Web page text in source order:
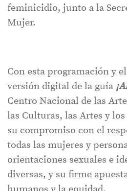
feminicidio, junto a la
Mujer.
Con esta programación y
versión digital de la guía
Centro Nacional de las
las Culturas, las Artes y
su compromiso con el
todas las mujeres y
orientaciones sexuales e
diversas, y su firme